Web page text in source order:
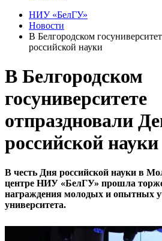
НИУ «БелГУ»
Новости
В Белгородском
российской науки
В Белгородском
госуниверситете
отпраздновали
российской науки
В честь Дня российской науки в
центре НИУ «БелГУ» прошла
награждения молодых и опытных
университета.